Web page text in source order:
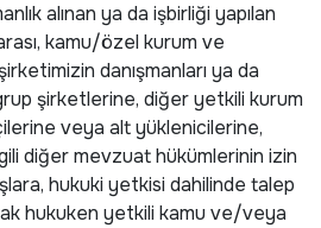
alınan ya da işbirliği yapılan
kamu/özel kurum ve
danışmanları ya da
şirketlerine, diğer yetkili kurum
veya alt yüklenicilerine,
diğer mevzuat hükümlerinin izin
hukuki yetkisi dahilinde talep
hukuken yetkili kamu ve/veya